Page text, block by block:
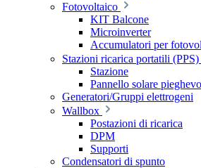
Fotovoltaico
KIT Balcone
Microinverter
Accumulatori per
Stazioni ricarica portatili (PPS)
Stazione
Pannello solare
Generatori/Gruppi elettrogeni
Wallbox
Postazioni di ricarica
DPM
Supporti
Condensatori di spunto